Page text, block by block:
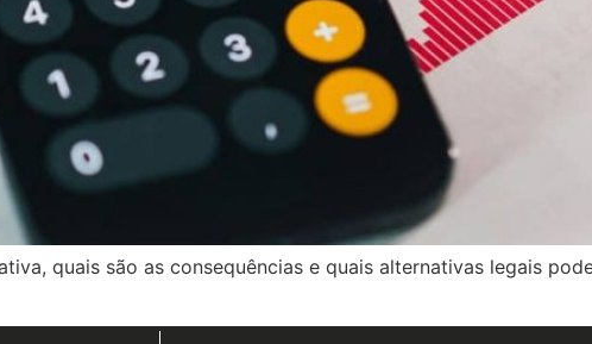
quais são as consequências e quais alternativas legais